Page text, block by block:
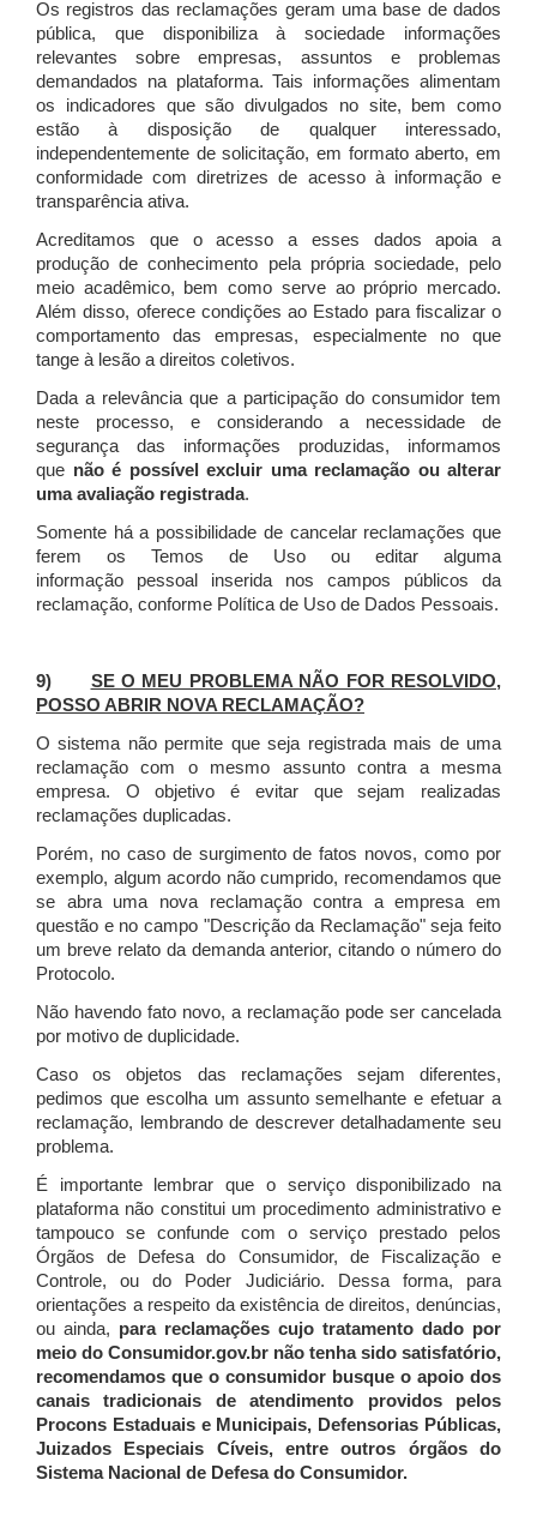
Os registros das reclamações geram uma base de dados
pública, que disponibiliza à sociedade informações
relevantes sobre empresas, assuntos e problemas
demandados na plataforma. Tais informações alimentam
os indicadores que são divulgados no site, bem como
estão à disposição de qualquer interessado,
independentemente de solicitação, em formato aberto, em
conformidade com diretrizes de acesso à informação e
transparência ativa.
Acreditamos que o acesso a esses dados apoia a
produção de conhecimento pela própria sociedade, pelo
meio acadêmico, bem como serve ao próprio mercado.
Além disso, oferece condições ao Estado para fiscalizar o
comportamento das empresas, especialmente no que
tange à lesão a direitos coletivos.
Dada a relevância que a participação do consumidor tem
neste processo, e considerando a necessidade de
segurança das informações produzidas, informamos
que não é possível excluir uma reclamação ou alterar
uma avaliação registrada.
Somente há a possibilidade de cancelar reclamações que
ferem os Temos de Uso ou editar alguma
informação pessoal inserida nos campos públicos da
reclamação, conforme Política de Uso de Dados Pessoais.
9) SE O MEU PROBLEMA NÃO FOR RESOLVIDO,
POSSO ABRIR NOVA RECLAMAÇÃO?
O sistema não permite que seja registrada mais de uma
reclamação com o mesmo assunto contra a mesma
empresa. O objetivo é evitar que sejam realizadas
reclamações duplicadas.
Porém, no caso de surgimento de fatos novos, como por
exemplo, algum acordo não cumprido, recomendamos que
se abra uma nova reclamação contra a empresa em
questão e no campo "Descrição da Reclamação" seja feito
um breve relato da demanda anterior, citando o número do
Protocolo.
Não havendo fato novo, a reclamação pode ser cancelada
por motivo de duplicidade.
Caso os objetos das reclamações sejam diferentes,
pedimos que escolha um assunto semelhante e efetuar a
reclamação, lembrando de descrever detalhadamente seu
problema.
É importante lembrar que o serviço disponibilizado na
plataforma não constitui um procedimento administrativo e
tampouco se confunde com o serviço prestado pelos
Órgãos de Defesa do Consumidor, de Fiscalização e
Controle, ou do Poder Judiciário. Dessa forma, para
orientações a respeito da existência de direitos, denúncias,
ou ainda, para reclamações cujo tratamento dado por
meio do Consumidor.gov.br não tenha sido satisfatório,
recomendamos que o consumidor busque o apoio dos
canais tradicionais de atendimento providos pelos
Procons Estaduais e Municipais, Defensorias Públicas,
Juizados Especiais Cíveis, entre outros órgãos do
Sistema Nacional de Defesa do Consumidor.